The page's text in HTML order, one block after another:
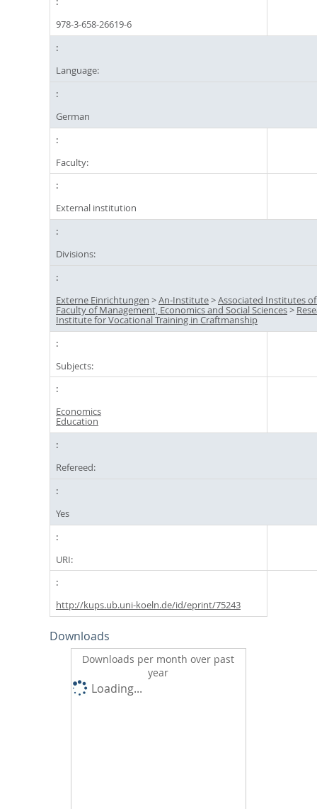
978-3-658-26619-6
Language:
German
Faculty:
External institution
Divisions:
Externe Einrichtungen >An-Institute>Associated Institutes
Faculty of Management, Economics and Social Sciences>
Institute for Vocational Training in Craftmanship
Subjects:
Economics
Education
Refereed:
Yes
URI:
http://kups.ub.uni-koeln.de/id/eprint/75243
Downloads
Downloads per month over past
year
Loading...